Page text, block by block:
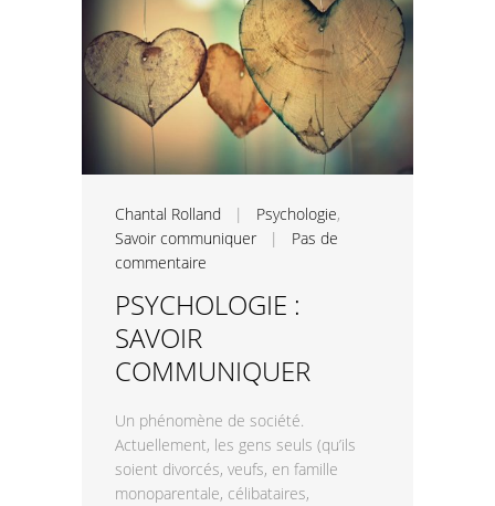
Chantal Rolland | Psychologie,
Savoir communiquer | Pas de
commentaire
PSYCHOLOGIE :
SAVOIR
COMMUNIQUER
Un phénomène de société.
Actuellement, les gens seuls (qu’ils
soient divorcés, veufs, en famille
monoparentale, célibataires,